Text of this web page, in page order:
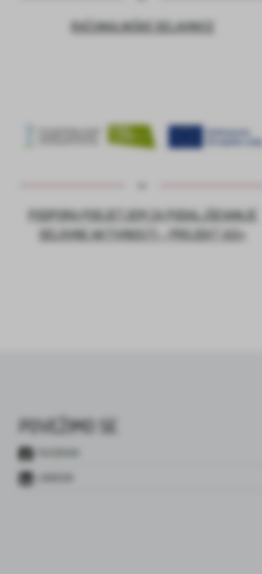
RAČUNALNIŠKE DELAVNICE
PODPORA PODJETJEM ZA PODALJŠEVANJE
DELOVNE AKTIVNOSTI – PROJEKT ASI+
POVEŽIMO SE
FACEBOOK